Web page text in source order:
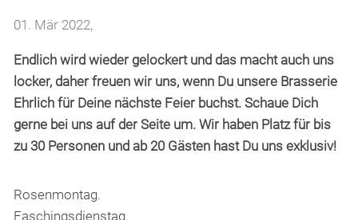
Restaurant
Gutscheine
Events
Gästezimmer
01. Mär 2022,
Endlich wird wieder gelockert und das macht auch uns
locker, daher freuen wir uns, wenn Du unsere Brasserie
Ehrlich für Deine nächste Feier buchst. Schaue Dich
gerne bei uns auf der Seite um. Wir haben Platz für bis
zu 30 Personen und ab 20 Gästen hast Du uns exklusiv!
Rosenmontag.
Faschingsdienstag.